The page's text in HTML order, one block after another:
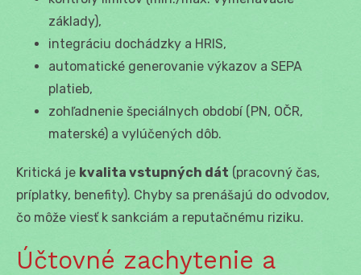
základy),
integráciu dochádzky a HRIS,
automatické generovanie výkazov a SEPA
platieb,
zohľadnenie špeciálnych období (PN, OČR,
materské) a vylúčených dôb.
Kritická je kvalita vstupných dát (pracovný čas,
príplatky, benefity). Chyby sa prenášajú do odvodov,
čo môže viesť k sankciám a reputačnému riziku.
Účtovné zachytenie a